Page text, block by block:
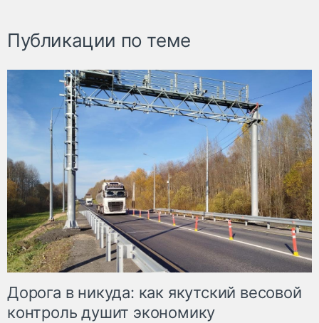
Публикации по теме
Дорога в никуда: как якутский весовой
контроль душит экономику